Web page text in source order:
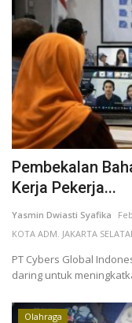
Pembekalan
Kerja Pekerja...
Yasmin Dwiasti Syafika
KOTA ADM. JAKARTA
PT Cybers Global
daring untuk
Olahraga